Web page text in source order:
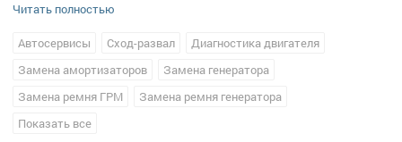
Читать полностью
Автосервисы Сход-развал
Диагностика двигателя
Замена амортизаторов
Замена генератора
Замена ремня ГРМ
Замена ремня генератора
Замена рычага подвески
Показать все